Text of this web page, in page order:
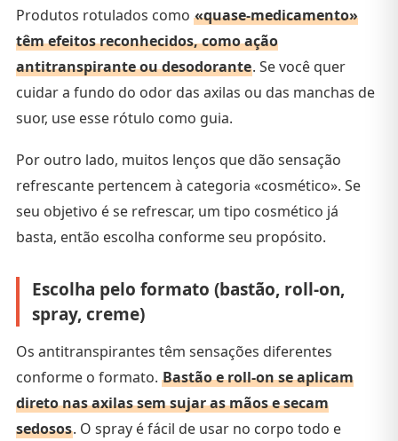
Produtos rotulados como «quase-medicamento»
têm efeitos reconhecidos, como ação
antitranspirante ou desodorante. Se você quer
cuidar a fundo do odor das axilas ou das manchas de
suor, use esse rótulo como guia.
Por outro lado, muitos lenços que dão sensação
refrescante pertencem à categoria «cosmético». Se
seu objetivo é se refrescar, um tipo cosmético já
basta, então escolha conforme seu propósito.
Escolha pelo formato (bastão, roll-on,
spray, creme)
Os antitranspirantes têm sensações diferentes
conforme o formato. Bastão e roll-on se aplicam
direto nas axilas sem sujar as mãos e secam
sedosos. O spray é fácil de usar no corpo todo e